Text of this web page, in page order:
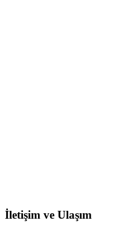
İletişim ve Ulaşım